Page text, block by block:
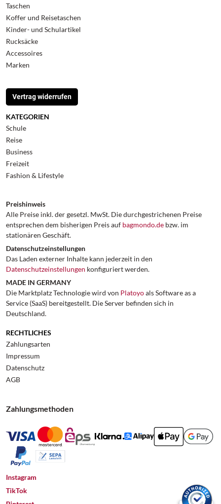
Taschen
Koffer und Reisetaschen
Kinder- und Schulartikel
Rucksäcke
Accessoires
Marken
Vertrag widerrufen
KATEGORIEN
Schule
Reise
Business
Freizeit
Fashion & Lifestyle
Preishinweis
Alle Preise inkl. der gesetzl. MwSt. Die durchgestrichenen Preise
entsprechen dem bisherigen Preis auf bagmondo.de bzw. im
stationären Geschäft.
Datenschutzeinstellungen
Das Laden externer Inhalte kann jederzeit in den
Datenschutzeinstellungen konfiguriert werden.
MADE IN GERMANY
Die Marktplatz Technologie wird von Platoyoals Software as a
Service (SaaS) bereitgestellt. Die Server befinden sich in
Deutschland.
RECHTLICHES
Zahlungsarten
Impressum
Datenschutz
AGB
Zahlungsmethoden
Instagram
TikTok